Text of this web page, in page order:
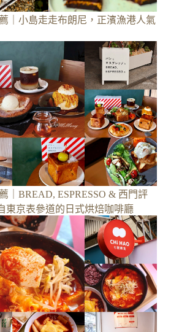
｜小島走走布朗尼，正濱漁港人氣
｜BREAD, ESPRESSO & 西門評
東京表參道的日式烘焙咖啡廳